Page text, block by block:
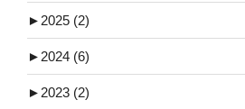
► 2025 (2)
► 2024 (6)
► 2023 (2)